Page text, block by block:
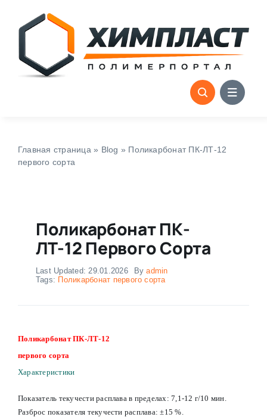
content
Главная страница » Blog » Поликарбонат ПК-ЛТ-12
первого сорта
Поликарбонат ПК-
ЛТ-12 Первого Сорта
Last Updated: 29.01.2026 Byadmin
Tags: Поликарбонат первого сорта
Поликарбонат ПК-ЛТ-12
первого сорта
Характеристики
Показатель текучести расплава в пределах: 7,1-12 г/10 мин.
Разброс показателя текучести расплава: ±15 %.